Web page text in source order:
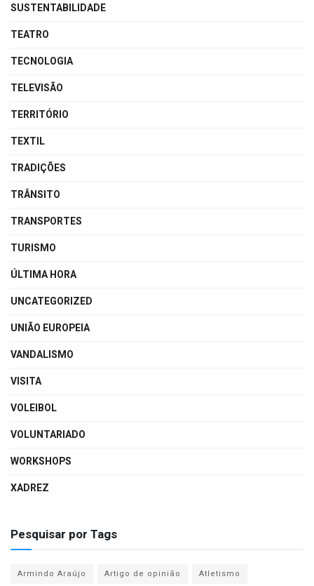
SUSTENTABILIDADE
TEATRO
TECNOLOGIA
TELEVISÃO
TERRITÓRIO
TEXTIL
TRADIÇÕES
TRÂNSITO
TRANSPORTES
TURISMO
ÚLTIMA HORA
UNCATEGORIZED
UNIÃO EUROPEIA
VANDALISMO
VISITA
VOLEIBOL
VOLUNTARIADO
WORKSHOPS
XADREZ
Pesquisar por Tags
Armindo Araújo Artigo de opinião
Atletismo